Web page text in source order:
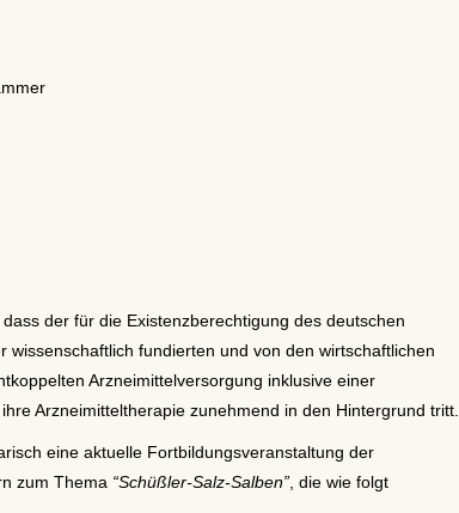
der für die Existenzberechtigung des deutschen
wissenschaftlich fundierten und von den wirtschaftlichen
Arzneimittelversorgung inklusive einer
Arzneimitteltherapie zunehmend in den Hintergrund tritt.
eine aktuelle Fortbildungsveranstaltung der
zum Thema “Schüßler-Salz-Salben”, die wie folgt